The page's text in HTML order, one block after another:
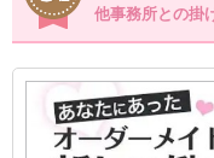
他事務所との掛